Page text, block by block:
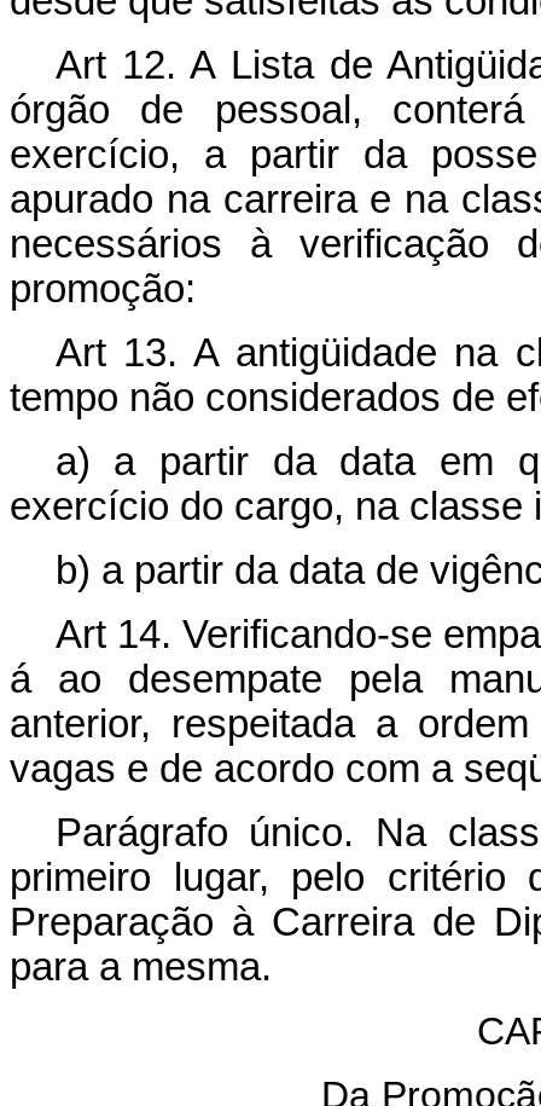
Art 12. A Lista de
órgão de pessoal,
exercício, a partir da
apurado na carreira e na
necessários à verificação
promoção:
Art 13. A antigüidade na
tempo não considerados de
a) a partir da data em
exercício do cargo, na classe
b) a partir da data de
Art 14. Verificando-se
á ao desempate pela
anterior, respeitada a
vagas e de acordo com a
Parágrafo único. Na
primeiro lugar, pelo
Preparação à Carreira de
para a mesma.
Da